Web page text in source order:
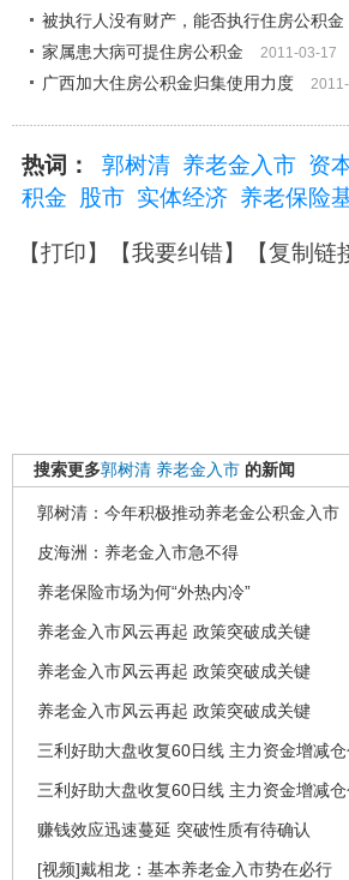
被执行人没有财产，能否执行住房公积金
家属患大病可提住房公积金 2011-03-17
广西加大住房公积金归集使用力度
热词： 郭树清 养老金入市 资
积金
股市 实体经济 养老保险
【打印】【我要纠错】【复制链
搜索更多郭树清 养老金入市 的新闻
郭树清：今年积极推动养老金公积金入市
皮海洲：养老金入市急不得
养老保险市场为何“外热内冷”
养老金入市风云再起 政策突破成关键
养老金入市风云再起 政策突破成关键
养老金入市风云再起 政策突破成关键
三利好助大盘收复60日线 主力资金增减
三利好助大盘收复60日线 主力资金增减
赚钱效应迅速蔓延 突破性质有待确认
[视频]戴相龙：基本养老金入市势在必行